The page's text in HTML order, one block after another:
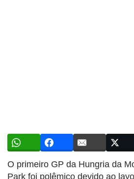
O primeiro GP da Hungria da
Park foi polêmico devido ao